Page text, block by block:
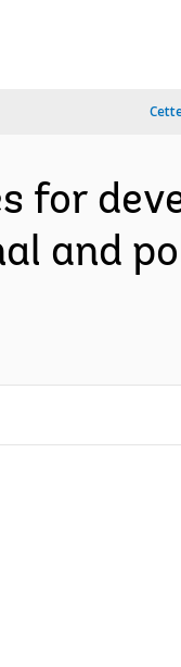
for
and